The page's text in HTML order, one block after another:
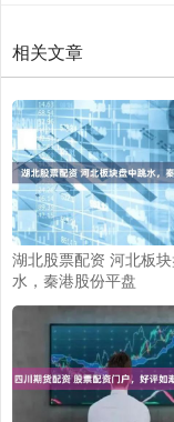
相关文章
湖北股票配资 河北板
水，秦港股份平盘